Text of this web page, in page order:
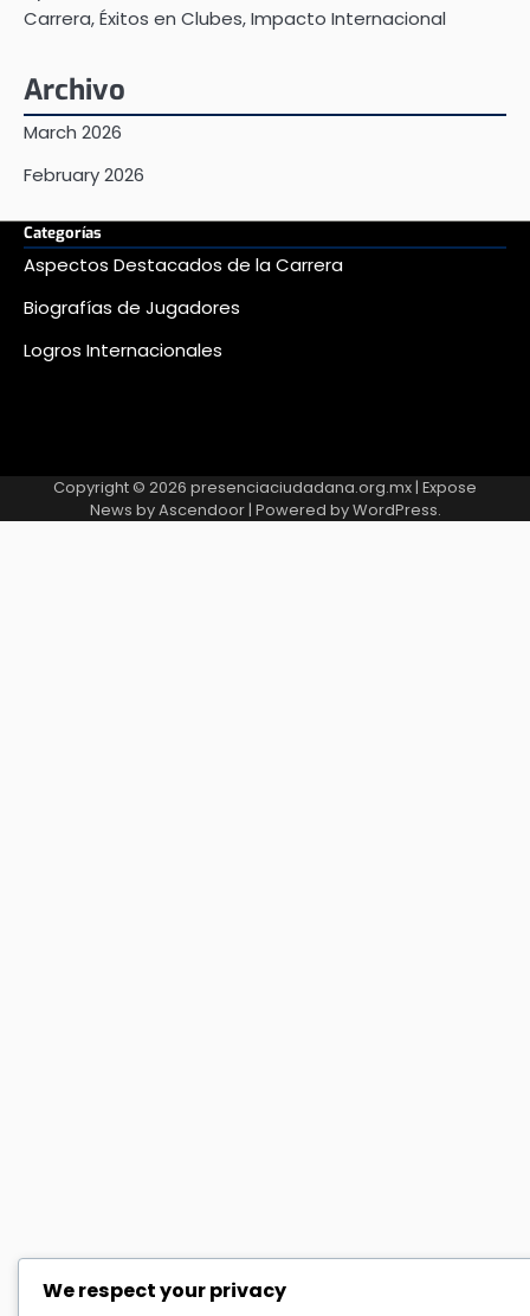
Carrera, Éxitos en Clubes, Impacto Internacional
Archivo
March 2026
February 2026
Categorías
Aspectos Destacados de la Carrera
Biografías de Jugadores
Logros Internacionales
Copyright © 2026 presenciaciudadana.org.mx| Expose
News byAscendoor| Powered byWordPress.
We respect your privacy